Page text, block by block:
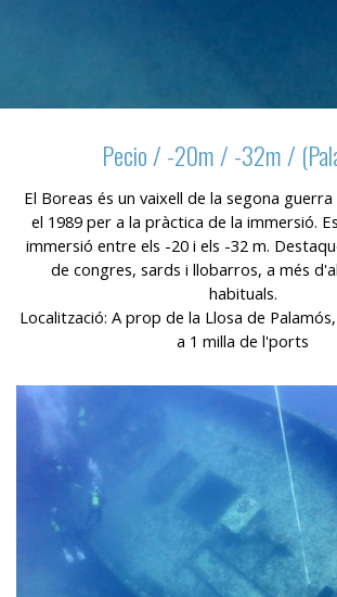
Pecio / -20m / -32m /
El Boreas és un vaixell de la segona
el 1989 per a la pràctica de la immersió.
immersió entre els -20 i els -32 m.
de congres, sards i llobarros, a més
habituals.
Localització: A prop de la Llosa de
a 1 milla de l'ports